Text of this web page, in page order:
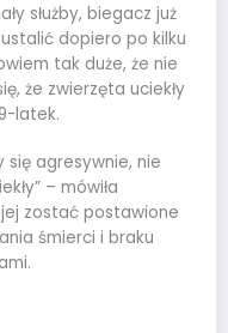
służby, biegacz już
dopiero po kilku
tak duże, że nie
że zwierzęta uciekły
latek.
się agresywnie, nie
– mówiła
zostać postawione
śmierci i braku